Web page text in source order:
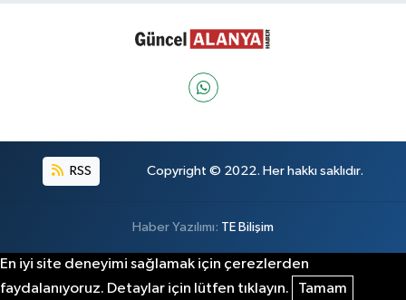
RSS Copyright © 2022. Her hakkı saklıdır.
Haber Yazılımı: TE Bilişim
En iyi site deneyimi sağlamak için çerezlerden
faydalanıyoruz. Detaylar için lütfen tıklayın.
Tamam